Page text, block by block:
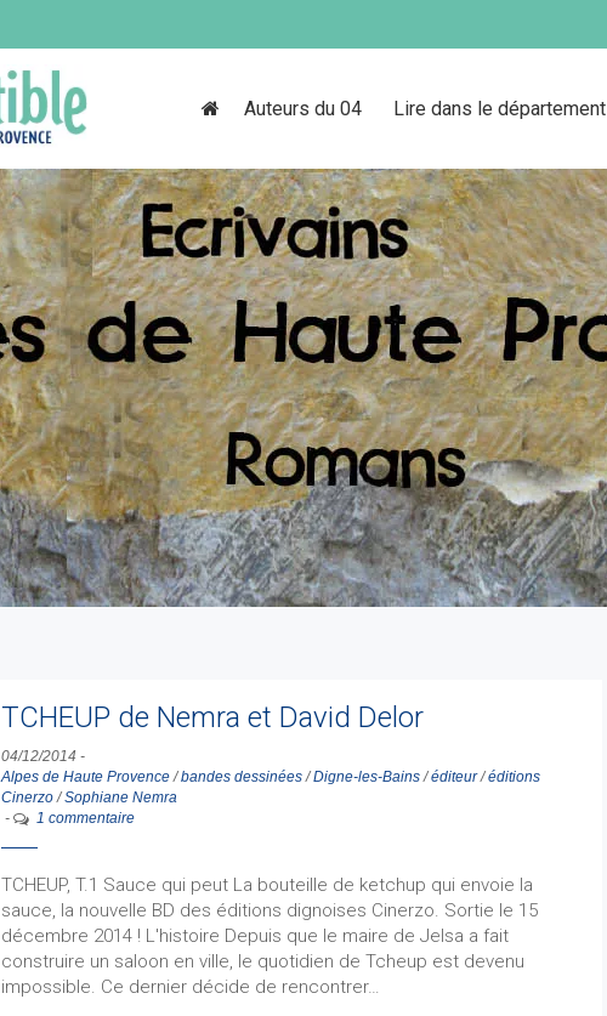
Auteurs du 04 Lire dans le département
TCHEUP de Nemra et David Delor
04/12/2014 -
Alpes de Haute Provence/bandes dessinées/Digne-les-Bains/éditeur/éditions
Cinerzo/Sophiane Nemra
-
1 commentaire
TCHEUP, T.1 Sauce qui peut La bouteille de ketchup qui envoie la
sauce, la nouvelle BD des éditions dignoises Cinerzo. Sortie le 15
décembre 2014 ! L'histoire Depuis que le maire de Jelsa a fait
construire un saloon en ville, le quotidien de Tcheup est devenu
impossible. Ce dernier décide de rencontrer…